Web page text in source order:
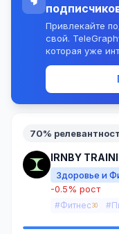
Привлекайте
свой.
которая уже
70%
IRNBY
Здоровье и
-0.5% рост
#Фитнес 30